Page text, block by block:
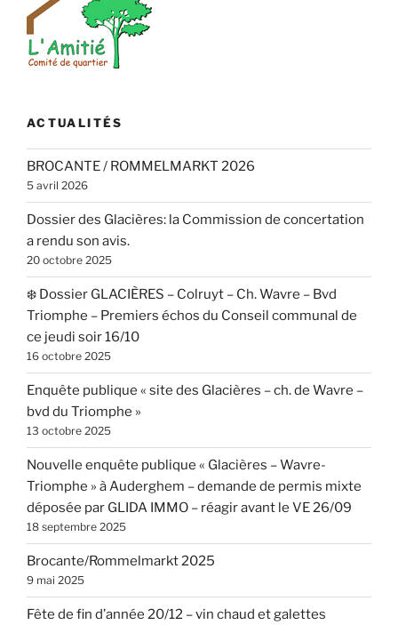
ACTUALITÉS
BROCANTE / ROMMELMARKT 2026
5 avril 2026
Dossier des Glacières: la Commission de concertation
a rendu son avis.
20 octobre 2025
❄️ Dossier GLACIÈRES – Colruyt – Ch. Wavre – Bvd
Triomphe – Premiers échos du Conseil communal de
ce jeudi soir 16/10
16 octobre 2025
Enquête publique « site des Glacières – ch. de Wavre –
bvd du Triomphe »
13 octobre 2025
Nouvelle enquête publique « Glacières – Wavre-
Triomphe » à Auderghem – demande de permis mixte
déposée par GLIDA IMMO – réagir avant le VE 26/09
18 septembre 2025
Brocante/Rommelmarkt 2025
9 mai 2025
Fête de fin d’année 20/12 – vin chaud et galettes